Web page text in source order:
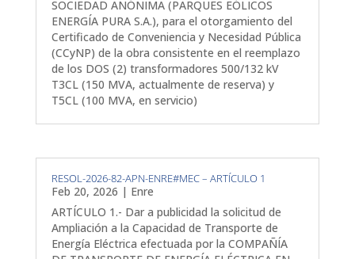
SOCIEDAD ANÓNIMA (PARQUES EÓLICOS
ENERGÍA PURA S.A.), para el otorgamiento del
Certificado de Conveniencia y Necesidad Pública
(CCyNP) de la obra consistente en el reemplazo
de los DOS (2) transformadores 500/132 kV
T3CL (150 MVA, actualmente de reserva) y
T5CL (100 MVA, en servicio)
RESOL-2026-82-APN-ENRE#MEC – ARTÍCULO 1
Feb 20, 2026 | Enre
ARTÍCULO 1.- Dar a publicidad la solicitud de
Ampliación a la Capacidad de Transporte de
Energía Eléctrica efectuada por la COMPAÑÍA